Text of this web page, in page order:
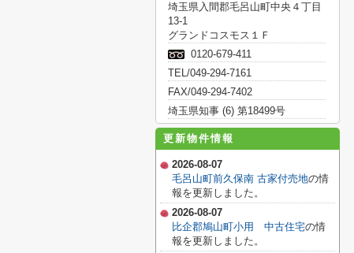
埼玉県入間郡毛呂山町中央４丁目
13-1
グランドコスモス１Ｆ
0120-679-411
TEL/049-294-7161
FAX/049-294-7402
埼玉県知事 (6) 第18499号
更新物件情報
2026-08-07
毛呂山町前久保南 古家付売地の情
報を更新しました。
2026-08-07
比企郡鳩山町小用 中古住宅の情
報を更新しました。